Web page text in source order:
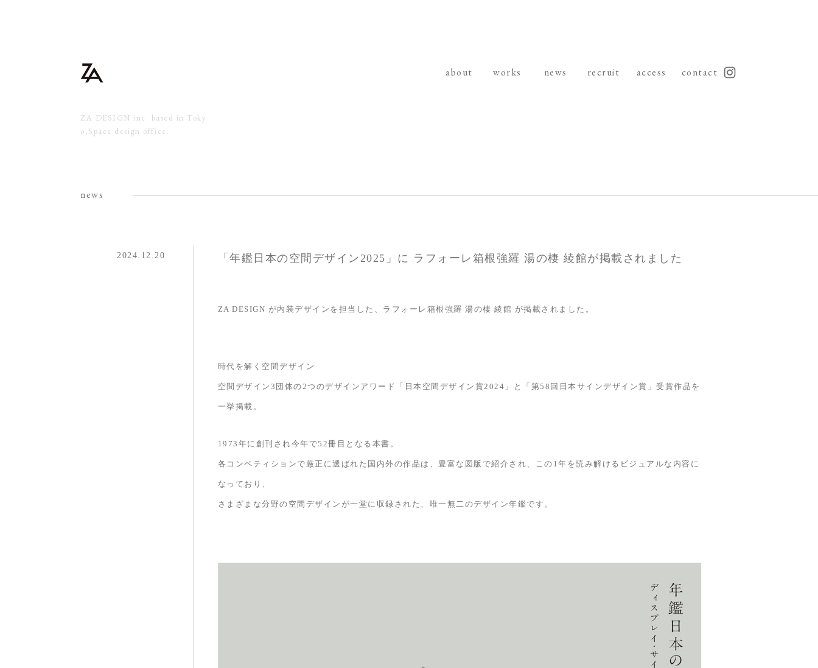
about works news recruit access contact
news
2024.12.20 「年鑑日本の空間デザイン2025」に ラフォーレ箱根強羅 湯の棲 綾館が掲載されました
ZA DESIGN が内装デザインを担当した、ラフォーレ箱根強羅 湯の棲 綾館 が掲載されました。
時代を解く空間デザイン
空間デザイン3団体の2つのデザインアワード「日本空間デザイン賞2024」と「第58回日本サインデザイン賞」受賞作品を
一挙掲載。
1973年に創刊され今年で52冊目となる本書。
各コンペティションで厳正に選ばれた国内外の作品は、豊富な図版で紹介され、この1年を読み解けるビジュアルな内容に
なっており、
さまざまな分野の空間デザインが一堂に収録された、唯一無二のデザイン年鑑です。